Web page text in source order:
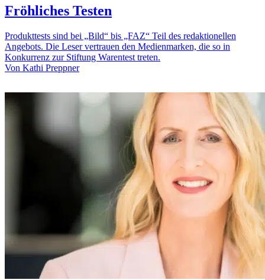
Fröhliches Testen
Produkttests sind bei „Bild“ bis „FAZ“ Teil des redaktionellen
Angebots. Die Leser vertrauen den Medienmarken, die so in
Konkurrenz zur Stiftung Warentest treten.
Von Kathi Preppner